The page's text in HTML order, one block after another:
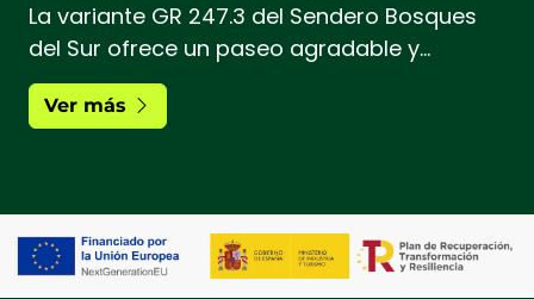
La variante GR 247.3 del Sendero Bosques
del Sur ofrece un paseo agradable y
accesible del Parque Natural de las Sierras
de Cazorla, Segura y Las Villas. En este
Nacelrrío
Ver más